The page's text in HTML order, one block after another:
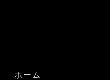
ホーム